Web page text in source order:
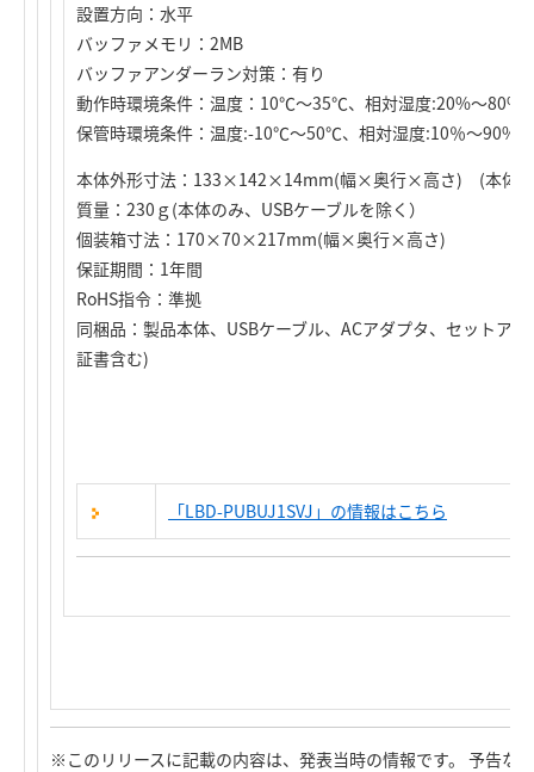
設置方向：水平
バッファメモリ：2MB
バッファアンダーラン対策：有り
動作時環境条件：温度：10℃～35℃、相対湿度:20%～80%(
保管時環境条件：温度:-10℃～50℃、相対湿度:10％～90%(
本体外形寸法：133×142×14mm(幅×奥行×高さ) (本体の
質量：230ｇ(本体のみ、USBケーブルを除く）
個装箱寸法：170×70×217mm(幅×奥行×高さ)
保証期間：1年間
RoHS指令：準拠
同梱品：製品本体、USBケーブル、ACアダプタ、セット
証書含む)
「LBD-PUBUJ1SVJ」の情報はこちら
※このリリースに記載の内容は、発表当時の情報です。 予告な